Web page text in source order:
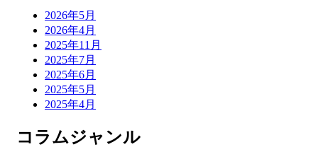
2026年5月
2026年4月
2025年11月
2025年7月
2025年6月
2025年5月
2025年4月
コラムジャンル